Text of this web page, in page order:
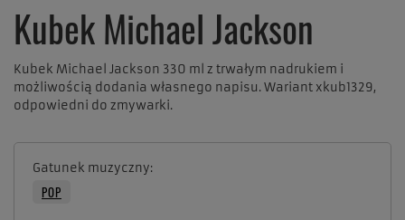
Kubek Michael Jackson
Kubek Michael Jackson 330 ml z trwałym nadrukiem i
możliwością dodania własnego napisu. Wariant xkub1329,
odpowiedni do zmywarki.
Gatunek muzyczny
POP